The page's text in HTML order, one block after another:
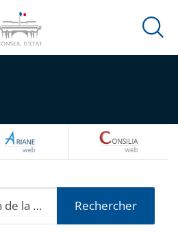
Ouvrir
ARIANEWEB
Rechercher